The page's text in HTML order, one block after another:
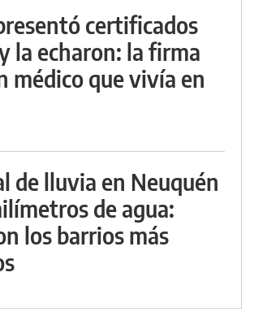
certificados
la echaron: la firma
médico que vivía en
de lluvia en Neuquén
de agua:
los barrios más